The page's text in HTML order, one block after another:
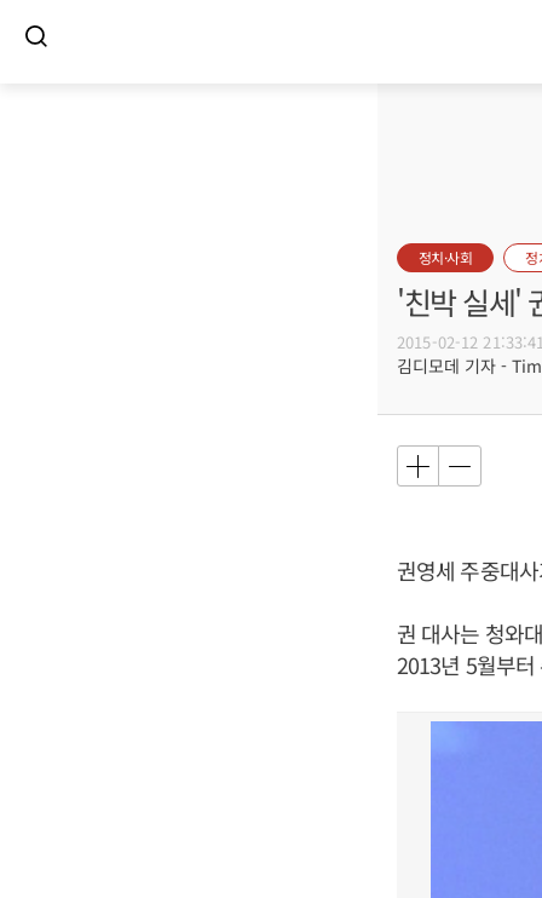
정치·사회 정
'친박 실세'
2015-02-12
김디모데 기자 -
권영세 주중대
권 대사는 청와
2013년 5월부